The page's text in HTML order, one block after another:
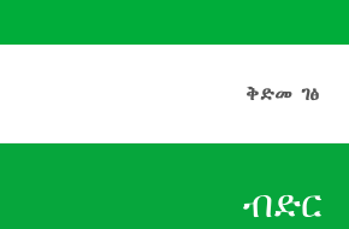
ቅድመ ገፅ
ብድር